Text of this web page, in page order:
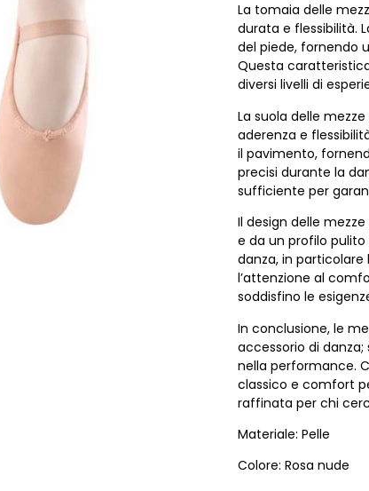
La tomaia delle
durata e flessibilità.
del piede, fornendo
Questa
diversi livelli di
La suola delle
aderenza e
il pavimento,
precisi durante la
sufficiente per
Il design delle
e da un profilo
danza, in
l’attenzione al
soddisfino le
In conclusione, le
accessorio di
nella performance.
classico e comfort
raffinata per chi
Materiale: Pelle
Colore: Rosa nude